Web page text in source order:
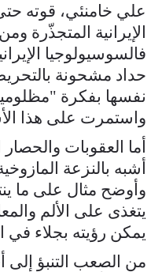
علي خامنئي، قوته
الإيرانية المتجذّرة
فالسوسيولوجيا
حداد مشحونة
نفسها بفكرة
واستمرت على هذا
أما العقوبات والحصار
أشبه بالنزعة
وأوضح مثال على ما
يتغذى على الألم
يمكن رؤيته بجلاء في
من الصعب التنبؤ